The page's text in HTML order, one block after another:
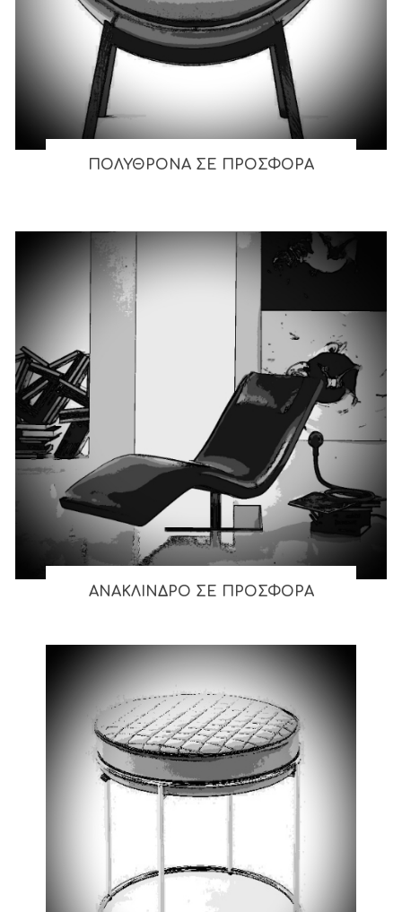
ΠΟΛΥΘΡΟΝΑ ΣΕ ΠΡΟΣΦΟΡΑ
ΑΝΑΚΛΙΝΔΡΟ ΣΕ ΠΡΟΣΦΟΡΑ